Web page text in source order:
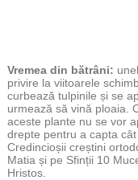
Vremea din bătrâni:
privire la viitoarele
curbează tulpinile și se
urmează să vină ploaia.
aceste plante nu se vor
drepte pentru a capta
Credincioșii creștini
Matia și pe Sfinții 10
Hristos.